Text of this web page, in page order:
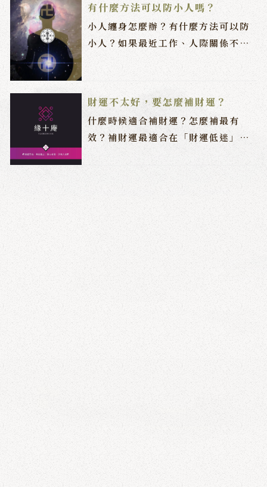
能代表運勢低迷，可以考慮補運
有什麼方法可以防小人嗎？
小人纏身怎麼辦？有什麼方法可以防
小人？如果最近工作、人際關係不
財運不太好，要怎麼補財運？
什麼時候適合補財運？怎麼補最有
效？補財運最適合在「財運低迷」、